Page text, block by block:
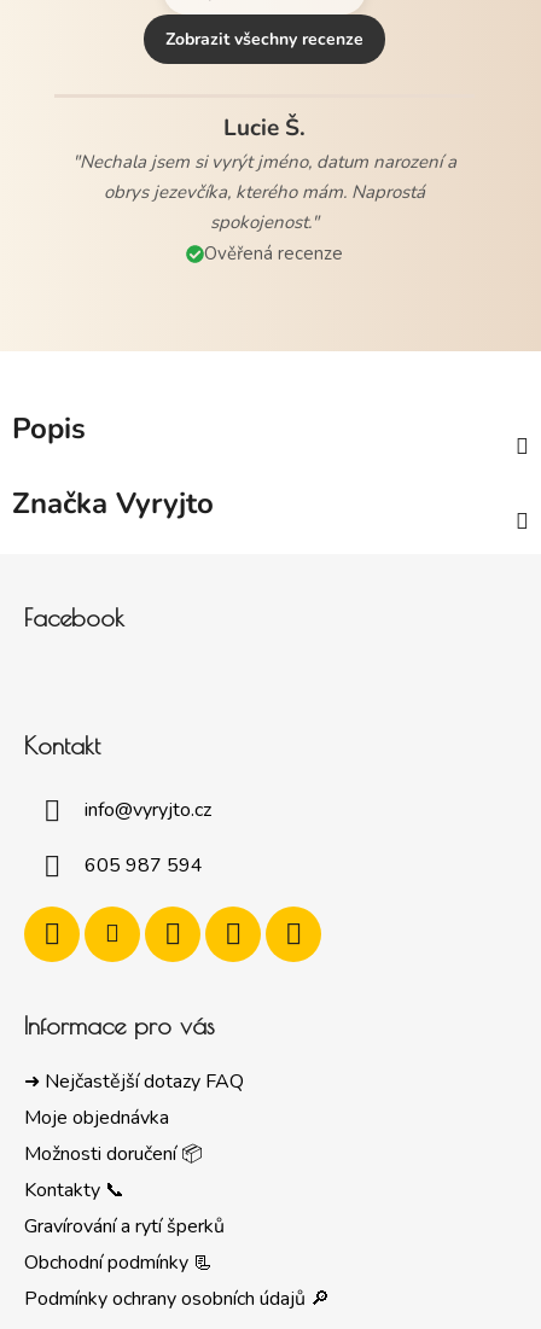
Zobrazit všechny recenze
Lucie Š.
"Nechala jsem si vyrýt jméno, datum narození a
obrys jezevčíka, kterého mám. Naprostá
spokojenost."
Ověřená recenze
Popis
Značka Vyryjto
Facebook
Kontakt
info@vyryjto.cz
605 987 594
Informace pro vás
➜ Nejčastější dotazy FAQ
Moje objednávka
Možnosti doručení 📦
Kontakty 📞
Gravírování a rytí šperků
Obchodní podmínky 📃
Podmínky ochrany osobních údajů 🔎